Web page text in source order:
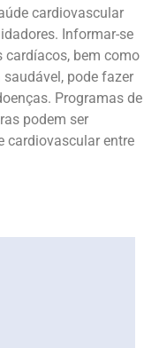
cardiovascular
Informar-se
cardíacos, bem como
pode fazer
Programas de
podem ser
cardiovascular entre